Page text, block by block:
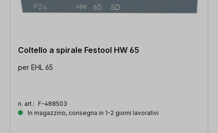
Coltello a spirale Festool HW 65
per EHL 65
n. art.: F-488503
In magazzino, consegna in 1-2 giorni lavorativi